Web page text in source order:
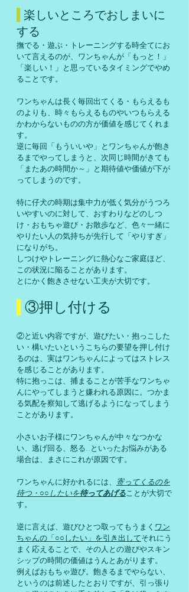
楽しいところでおしまいに
する
撫でる・遊ぶ・トレーニングする時全てにお
いて言えるのが、ワンちゃんが「もっと！」
「楽しい！」と思っているタイミングでやめ
ることです。
ワンちゃんは長く毎回出てくる・もらえるも
のよりも、時々もらえるものやいつもらえる
かわからないものの方が価値を感じてくれま
す。
逆に毎回「もういいや」とワンちゃんが飽き
るまでやってしまうと、次同じ時間がきても
「またあの時間か～」と期待値や価値が下が
ってしまうのです。
特に仔犬の時期は集中力が低く気分がうつろ
いやすいのに対して、おすわりなどのしつ
け・おもちゃ遊び・お散歩など、色々一緒に
やりたい人の気持ちが先行して「やりすぎ」
になりがち。
しつけやトレーニングに熱心なご家庭ほど、
この状況に陥ることがあります。
とにかく飽きさせない工夫が大切です。
③押し付ける
②と近い内容ですが、遊びたい・抱っこした
い・構いたいというこちらの要望を押し付け
るのは、実はワンちゃんによってはストレス
を感じることがあります。
特に抱っこは、捕まることが苦手なワンちゃ
んにやってしまうと嫌われる原因に。つかま
る気配を察知して逃げるようになってしまう
ことがあります。
小さいお子様にワンちゃんが中々なつかな
い、逃げ回る、怒る…といったお悩みがある
場合は、まさにこれが原因です。
ワンちゃんに好かれるには、 寄ってくるのを
待つ・○○したいを待ってあげる ことが大切で
す。
逆に言えば、遊びひとつ取ってもうまく ワン
ちゃんの「○○したい」を引き出してそれにう
まく応えることで、その人との遊びやスキン
シップの時間の価値はうんとあがります。
例えばおもちゃ遊び。飽きるまでやらない、
というのは前述したとおりですが、引っ張り